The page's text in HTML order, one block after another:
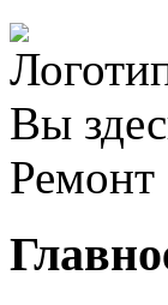
Вы
Ремонт